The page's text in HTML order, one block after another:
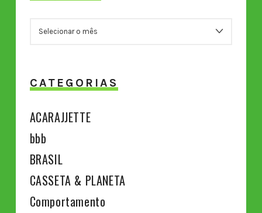
CATEGORIAS
ACARAJJETTE
bbb
BRASIL
CASSETA & PLANETA
Comportamento